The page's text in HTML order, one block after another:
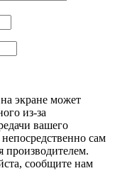
экране может
из-за
вашего
сам
производителем.
сообщите нам